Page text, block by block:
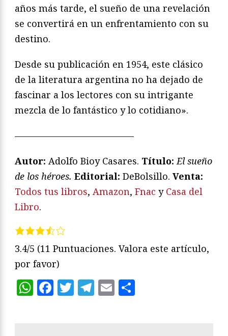
años más tarde, el sueño de una revelación
se convertirá en un enfrentamiento con su
destino.
Desde su publicación en 1954, este clásico
de la literatura argentina no ha dejado de
fascinar a los lectores con su intrigante
mezcla de lo fantástico y lo cotidiano».
—————————————
Autor: Adolfo Bioy Casares. Título:El sueño
de los héroes. Editorial: DeBolsillo. Venta:
Todos tus libros, Amazon, Fnac y Casa del
Libro.
3.4/5 (11 Puntuaciones. Valora este artículo,
por favor)
WhatsApp
Facebook
Twitter
Telegram
Email